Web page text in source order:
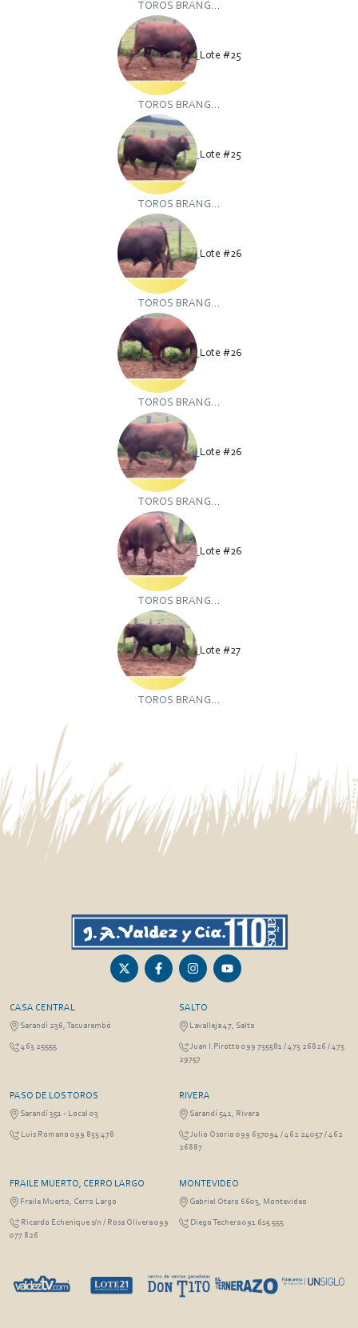
TOROS BRANG...
Lote #25
TOROS BRANG...
Lote #25
TOROS BRANG...
Lote #26
TOROS BRANG...
Lote #26
TOROS BRANG...
Lote #26
TOROS BRANG...
Lote #26
TOROS BRANG...
Lote #27
TOROS BRANG...
CASA CENTRAL
Sarandí 236, Tacuarembó
463 25555
SALTO
Lavalleja 47, Salto
Juan I.Pirotto 099 735581 / 473 26826 / 473
29757
PASO DE LOS TOROS
Sarandí 351 - Local 03
Luis Romano 099 833 478
RIVERA
Sarandí 541, Rivera
Julio Osorio 099 637094 / 462 24057 / 462
26887
FRAILE MUERTO, CERRO LARGO
Fraile Muerto, Cerro Largo
Ricardo Echenique s/n / Rosa Olivera 099
077 826
MONTEVIDEO
Gabriel Otero 6603, Montevideo
Diego Techera 091 615 555